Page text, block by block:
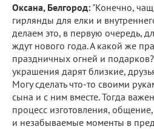
Оксана, Белгород: "Конечно,
гирлянды для елки и
делаем это, в первую очередь,
ждут нового года. А какой же
праздничных огней и подарков?
украшения дарят близкие,
Могу сделать что-то своими
сына и с ним вместе. Тогда важен
процесс изготовления,
и незабываемые моменты в